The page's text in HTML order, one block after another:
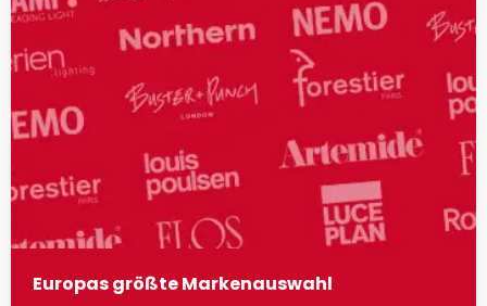
Europas größte Markenauswahl